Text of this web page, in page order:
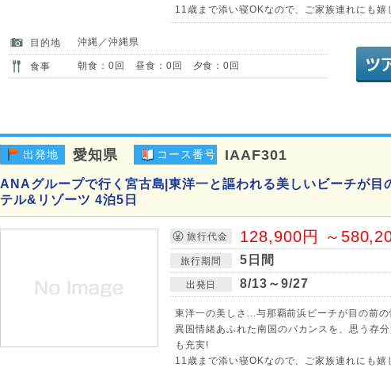
11歳まで添い寝OKなので、ご家族連れにも嬉
目的地 沖縄／沖縄県
食事 朝食：0回 昼食：0回 夕食：0回
出発地 愛知県 コース番号 IAAF301
ANAグループで行く宮古島|東洋一と謳われる美しいビーチが目
テル&リゾーツ 4泊5日
旅行代金 128,900円 ～
旅行期間 5日間
出発日 8/13～9/27
東洋一の美しさ...与那覇前浜ビーチが目の前
異国情緒あふれた南国のバカンスを、思う存
も充実!
11歳まで添い寝OKなので、ご家族連れにも嬉